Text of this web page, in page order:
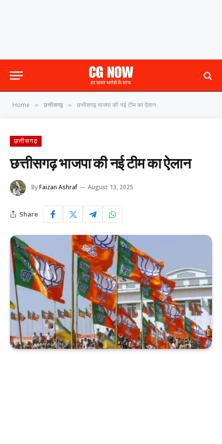
Home » छत्तीसगढ़ » छत्तीसगढ़ भाजपा की नई टीम का ऐलान
छत्तीसगढ़
छत्तीसगढ़ भाजपा की नई टीम का ऐलान
ByFaizan Ashraf August 13, 2025
Share